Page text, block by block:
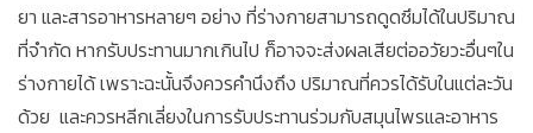
ยา และสารอาหารหลายๆ อย่าง ที่ร่างกายสามารถดูดซึมได้ในปริมาณ
ที่จำกัด หากรับประทานมากเกินไป ก็อาจจะส่งผลเสียต่ออวัยวะอื่นๆใน
ร่างกายได้ เพราะฉะนั้นจึงควรคำนึงถึง ปริมาณที่ควรได้รับในแต่ละวัน
ด้วย และควรหลีกเลี่ยงในการรับประทานร่วมกับสมุนไพรและอาหาร